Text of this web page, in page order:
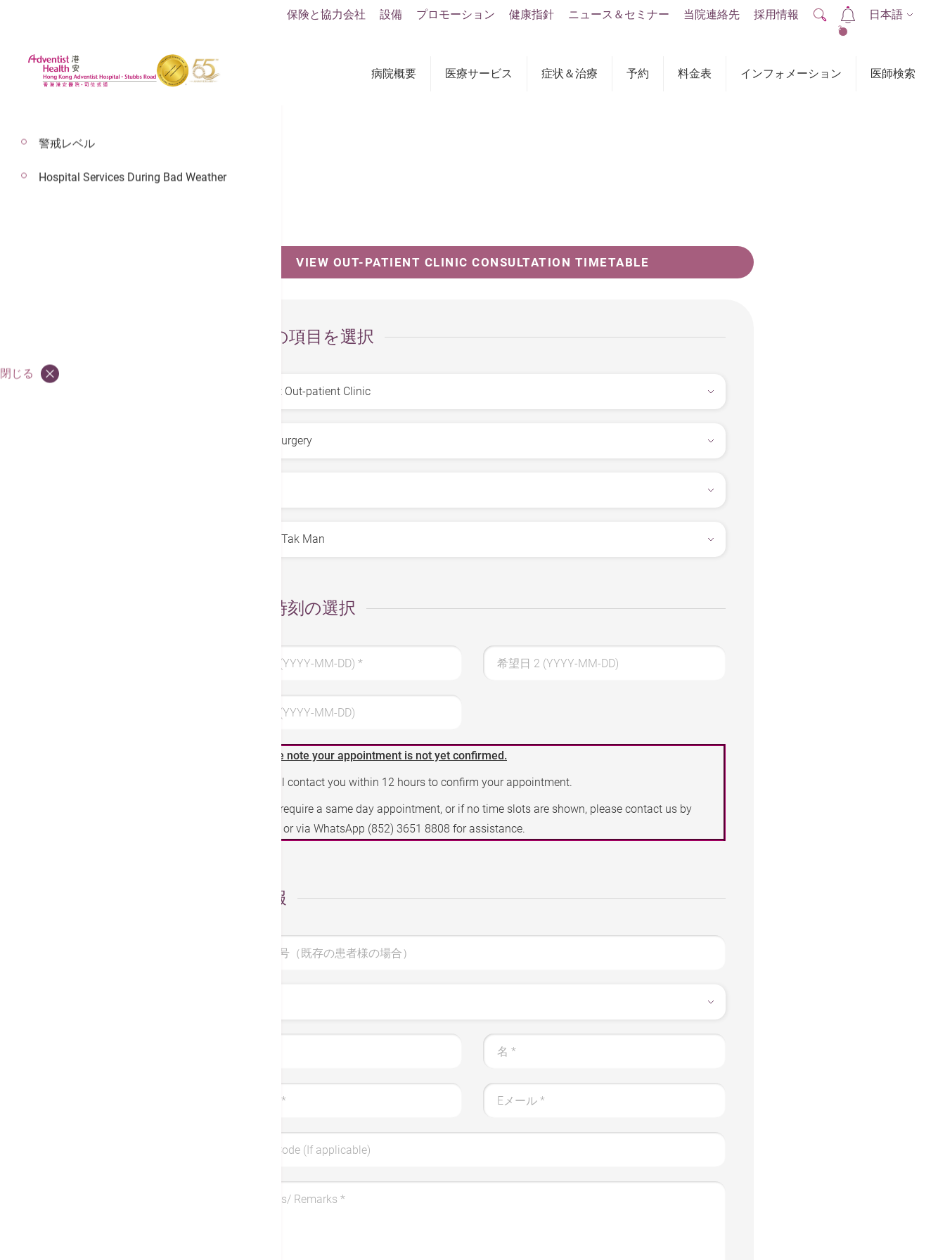
病院概要 医療サービス 症状＆治療 予約 料金表 インフォメーション 医師検索
保険と協力会社 設備 プロモーション 健康指針 ニュース＆セミナー 当院連絡先 採用情報
2
日本語
VIEW OUT-PATIENT CLINIC CONSULTATION TIMETABLE
お求めの項目を選択
日付と時刻の選択
希望日 1 (YYYY-MM-DD) * 希望日 2 (YYYY-MM-DD)
希望日 3 (YYYY-MM-DD)
Please note your appointment is not yet confirmed.
We will contact you within 12 hours to confirm your appointment.
If you require a same day appointment, or if no time slots are shown, please contact us by
phone or via WhatsApp (852) 3651 8808 for assistance.
個人情報
診察券番号（既存の患者様の場合）
名 *
* Eメール *
Coupon Code (If applicable)
Symptoms/ Remarks *
警戒レベル
Hospital Services During Bad Weather
閉じる